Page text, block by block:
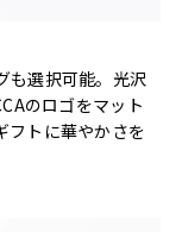
も選択可能。光沢
のロゴをマット
フトに華やかさを